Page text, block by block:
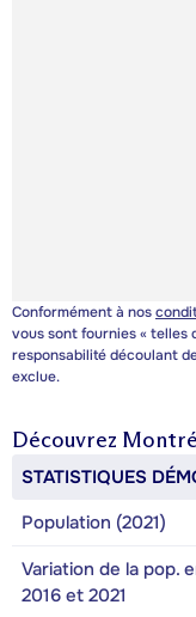
Conformément à nos
vous sont fournies « telles
responsabilité découlant
exclue.
Découvrez
STATISTIQUES
Population (2021)
Variation de la pop.
2016 et 2021